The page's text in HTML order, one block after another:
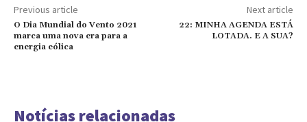
Previous article
O Dia Mundial do Vento 2021
marca uma nova era para a
energia eólica
Next article
22: MINHA AGENDA ESTÁ
LOTADA. E A SUA?
Notícias relacionadas